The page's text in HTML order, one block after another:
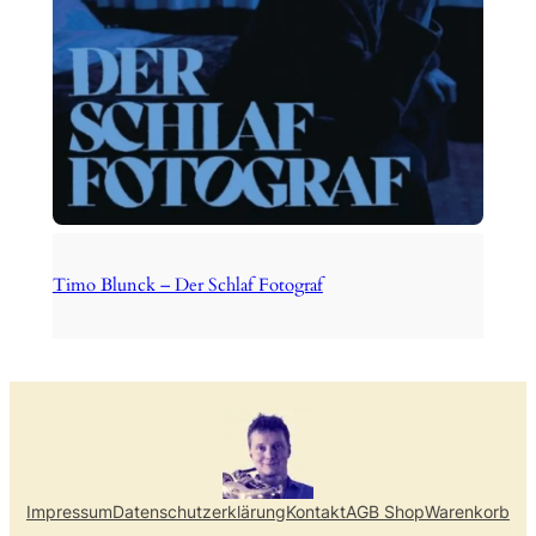
Timo Blunck – Der Schlaf Fotograf
ImpressumDatenschutzerklärungKontaktAGB ShopWarenkorb